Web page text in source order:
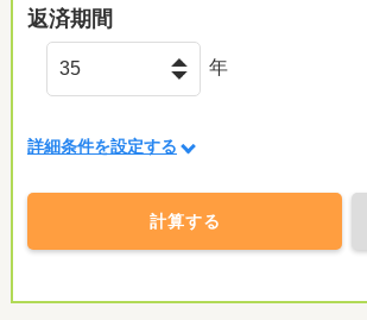
返済期間
年
詳細条件を設定する
計算する